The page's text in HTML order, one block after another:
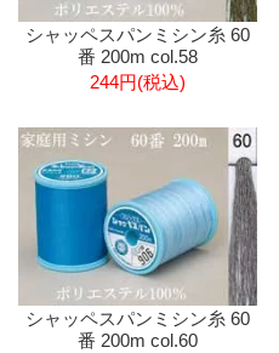
シャッペスパンミシン糸 60
番 200m col.58
244円(税込)
シャッペスパンミシン糸 60
番 200m col.60